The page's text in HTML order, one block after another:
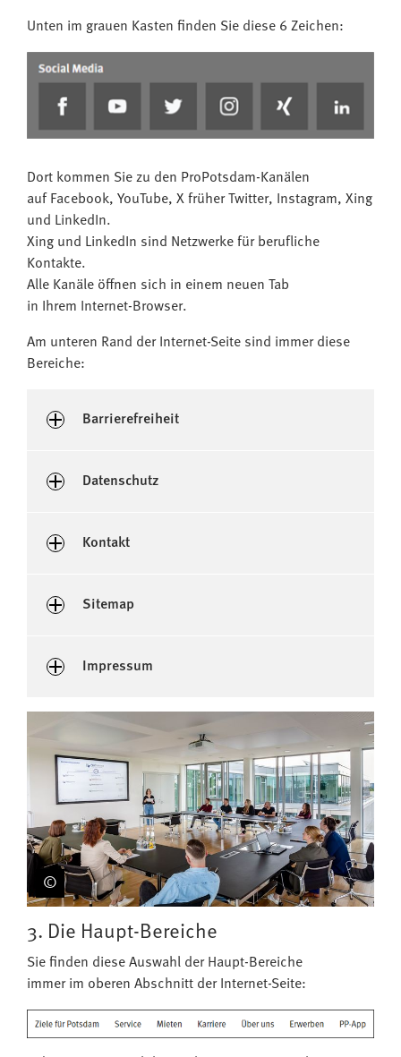
Unten im grauen Kasten finden Sie diese 6 Zeichen:
Dort kommen Sie zu den ProPotsdam-Kanälen
auf Facebook, YouTube, X früher Twitter, Instagram, Xing
und LinkedIn.
Xing und LinkedIn sind Netzwerke für berufliche
Kontakte.
Alle Kanäle öffnen sich in einem neuen Tab
in Ihrem Internet-Browser.
Am unteren Rand der Internet-Seite sind immer diese
Bereiche:
Barrierefreiheit
Datenschutz
Kontakt
Sitemap
Impressum
3. Die Haupt-Bereiche
Sie finden diese Auswahl der Haupt-Bereiche
immer im oberen Abschnitt der Internet-Seite: